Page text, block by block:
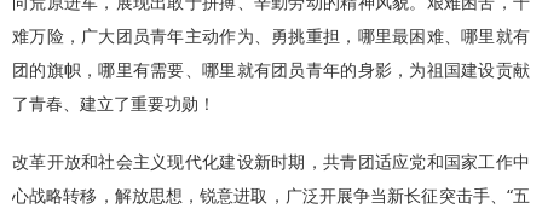
难万险，广大团员青年主动作为、勇挑重担，哪里最困难、哪里就有
团的旗帜，哪里有需要、哪里就有团员青年的身影，为祖国建设贡献
了青春、建立了重要功勋！
改革开放和社会主义现代化建设新时期，共青团适应党和国家工作中
心战略转移，解放思想，锐意进取，广泛开展争当新长征突击手、“五